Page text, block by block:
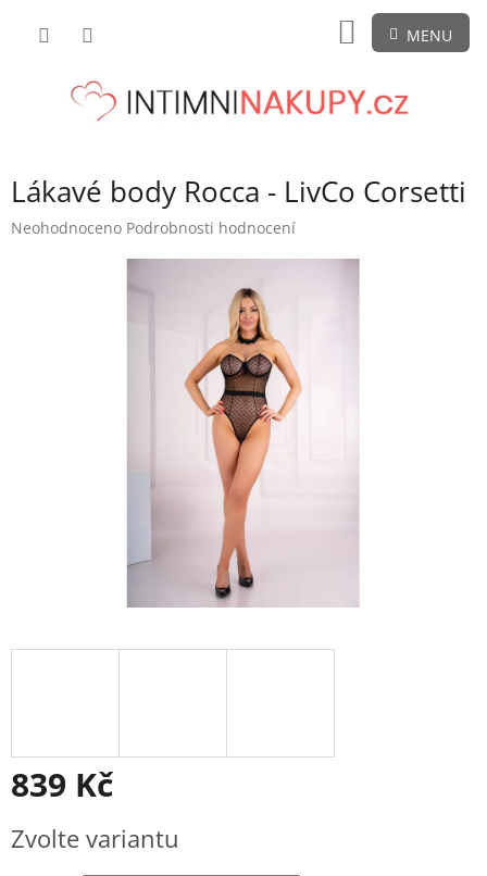
NÁKUPNÍ
KOŠÍK
Lákavé body Rocca - LivCo Corsetti
Průměrné
Neohodnoceno Podrobnosti hodnocení
839 Kč
cena:
Zvolte variantu